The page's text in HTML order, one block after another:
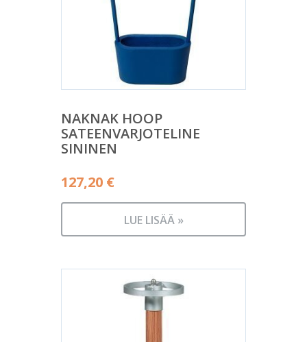
NAKNAK HOOP
SATEENVARJOTELINE
SININEN
127,20 €
LUE LISÄÄ »